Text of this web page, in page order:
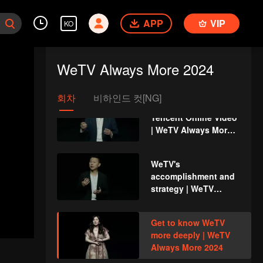
KO APP VIP
WeTV Always More 2024
회차 비하인드 컷[NG]
2024
Always More 2024
Introduction of
Tencent Online Video
| WeTV Always More
WeTV's
accomplishment and
strategy | WeTV
Get to know WeTV
more deeply | WeTV
Always More 2024